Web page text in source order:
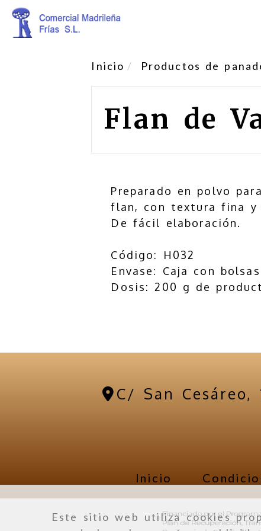
Este sitio web utiliza cookies
Inicio Productos de
Flan de
Preparado en polvo
flan, con textura fina y
De fácil elaboración.
Código: H032
Envase: Caja con
Dosis: 200 g de
C/ San Cesáreo,
Inicio